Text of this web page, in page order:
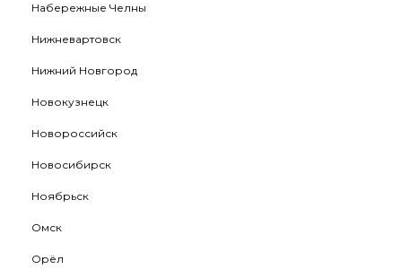
Набережные Челны
Нижневартовск
Нижний Новгород
Новокузнецк
Новороссийск
Новосибирск
Ноябрьск
Омск
Орёл